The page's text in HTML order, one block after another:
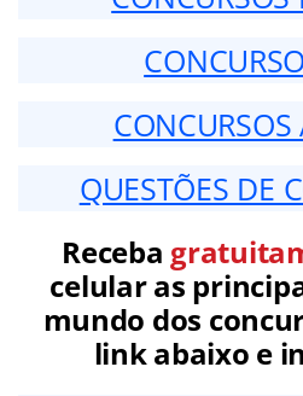
CONCURSOS
QUESTÕES DE
Receba
celular as
mundo dos
link abaixo e